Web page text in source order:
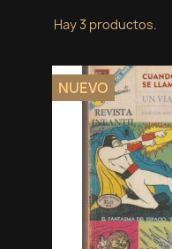
Hay 3 productos.
NUEVO